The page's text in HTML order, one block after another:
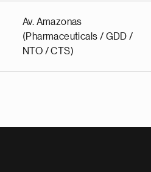
Av. Amazonas
(Pharmaceuticals / GDD /
NTO / CTS)